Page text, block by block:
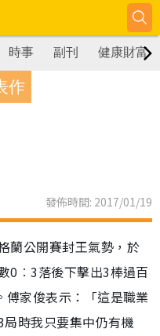
時事 副刊 健康財富
作
發佈時間: 2017/01/19
蘭公開賽封王氣勢，於
0︰3落後下擊出3棒過百
家俊表示：「這是職業
時我只要集中仍有機